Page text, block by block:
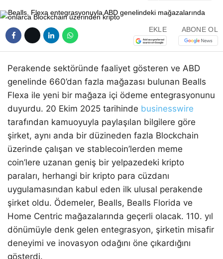
EKLE ABONE OL
Perakende sektöründe faaliyet gösteren ve ABD
genelinde 660’dan fazla mağazası bulunan Bealls
Flexa ile yeni bir mağaza içi ödeme entegrasyonunu
duyurdu. 20 Ekim 2025 tarihinde businesswire
tarafından kamuoyuyla paylaşılan bilgilere göre
şirket, aynı anda bir düzineden fazla Blockchain
üzerinde çalışan ve stablecoin’lerden meme
coin’lere uzanan geniş bir yelpazedeki kripto
paraları, herhangi bir kripto para cüzdanı
uygulamasından kabul eden ilk ulusal perakende
şirket oldu. Ödemeler, Bealls, Bealls Florida ve
Home Centric mağazalarında geçerli olacak. 110. yıl
dönümüyle denk gelen entegrasyon, şirketin misafir
deneyimi ve inovasyon odağını öne çıkardığını
gösterdi.